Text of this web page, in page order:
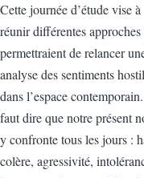
Cette journée d’étude vise à
réunir différentes
permettraient de relancer
analyse des sentiments
dans l’espace
faut dire que notre présent
y confronte tous les jours :
colère, agressivité,